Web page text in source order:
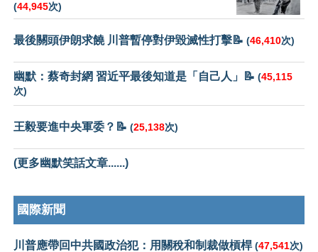
(44,945次)
最後關頭伊朗求饒 川普暫停對伊毀滅性打擊📝 (46,410次)
幽默：蔡奇封網 習近平最後知道是「自己人」📝 (45,115
次)
王毅要進中央軍委？📝 (25,138次)
(更多幽默笑話文章......)
國際新聞
川普應帶回中共國政治犯：用關稅和制裁做槓桿(47,541次)